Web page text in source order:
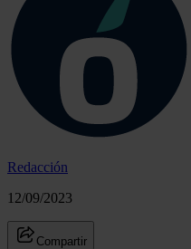
Redacción
12/09/2023
Compartir